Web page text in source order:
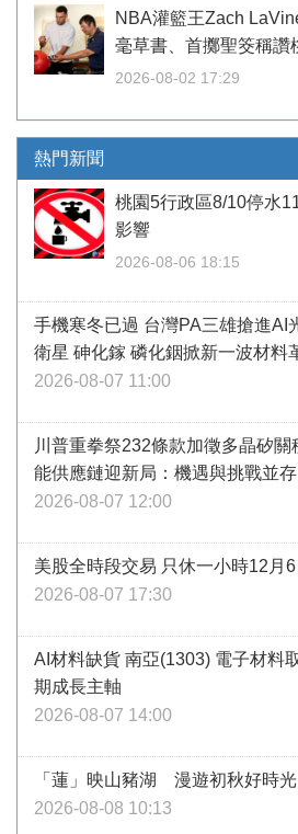
NBA灌籃王Zach
毫草書、首擲聖筊稱讚
2026-08-02 17:29
熱門新聞
桃園5行政區8/10停水
影響
2026-08-06 18:15
手機寒冬已過 台灣PA三雄搶進AI
衛星 砷化鎵 磷化銦掀新一波材料
2026-08-07 11:00
川普重拳祭232條款加徵多晶矽關
能供應鏈迎新局：機遇與挑戰並存
2026-08-07 12:00
美股全時段交易 只休一小時12月
2026-08-07 17:30
AI材料缺貨 南亞(1303) 電子材料
期成長主軸
2026-08-07 14:00
「蓮」映山豬湖 漫遊初秋好時光
2026-08-08 10:13